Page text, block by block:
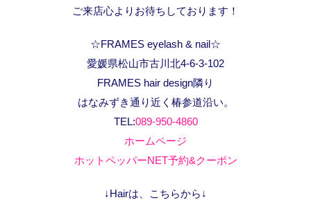
ご来店心よりお待ちしております！
☆FRAMES eyelash & nail☆
愛媛県松山市古川北4-6-3-102
FRAMES hair design隣り
はなみずき通り近く椿参道沿い。
TEL:089-950-4860
ホームページ
ホットペッパーNET予約&クーポン
↓Hairは、こちらから↓